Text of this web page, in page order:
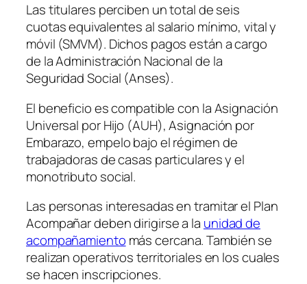
Las titulares perciben un total de seis
cuotas equivalentes al salario mínimo, vital y
móvil (SMVM). Dichos pagos están a cargo
de la Administración Nacional de la
Seguridad Social (Anses).
El beneficio es compatible con la Asignación
Universal por Hijo (AUH), Asignación por
Embarazo, empelo bajo el régimen de
trabajadoras de casas particulares y el
monotributo social.
Las personas interesadas en tramitar el Plan
Acompañar deben dirigirse a la unidad de
acompañamiento más cercana. También se
realizan operativos territoriales en los cuales
se hacen inscripciones.